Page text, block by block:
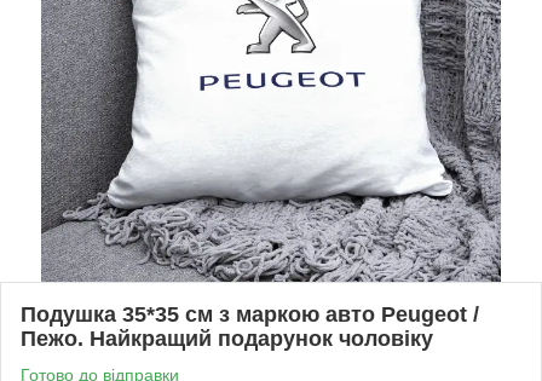
Подушка 35*35 см з маркою авто Peugeot /
Пежо. Найкращий подарунок чоловіку
Готово до відправки